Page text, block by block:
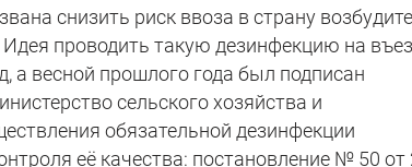
снизить риск ввоза в страну
проводить такую дезинфекцию на
а весной прошлого года был подписан
сельского хозяйства и
обязательной дезинфекции
её качества: постановление № 50 от